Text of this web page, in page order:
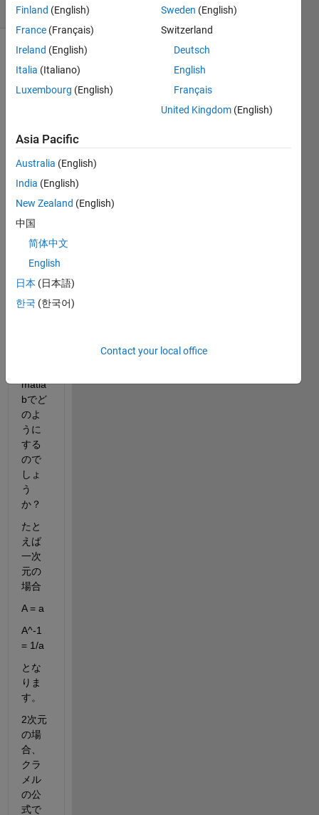
(30 days)
列を
数値
で解
く方
法は
理解
でき
ます
数式
matla
bでど
のよ
うに
する
ので
しょ
う
か？
たと
えば
一次
元の
場合
A = a
A^-1
= 1/a
とな
りま
す。
2次元
の場
合、
クラ
メル
の公
式で
Finland (English)
France (Français)
Ireland (English)
Italia (Italiano)
Luxembourg (English)
Sweden (English)
Switzerland
Deutsch
English
Français
United Kingdom (English)
Asia Pacific
Australia (English)
India (English)
New Zealand (English)
中国
简体中文
English
日本 (日本語)
한국 (한국어)
Contact your local office